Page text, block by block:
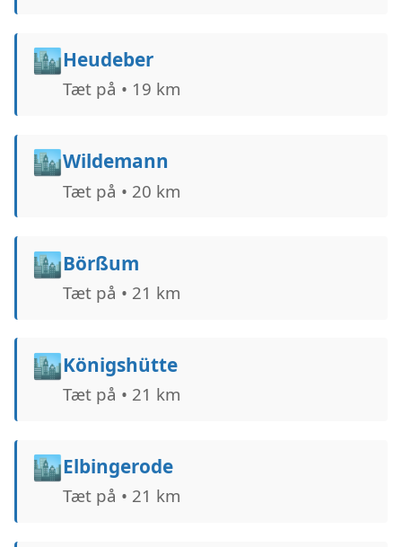
🏙️Heudeber
Tæt på • 19 km
🏙️Wildemann
Tæt på • 20 km
🏙️Börßum
Tæt på • 21 km
🏙️Königshütte
Tæt på • 21 km
🏙️Elbingerode
Tæt på • 21 km